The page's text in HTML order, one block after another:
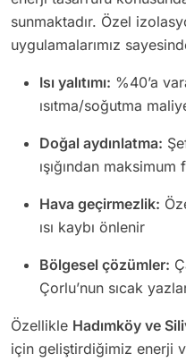
sunmaktadır. Özel
uygulamalarımız
Isı yalıtımı: %40’a
ısıtma/soğutma
Doğal aydınlatma:
ışığından
Hava geçirmezlik:
ısı kaybı önlenir
Bölgesel çözümler:
Çorlu’nun sıcak
Özellikle Hadımköy ve
için geliştirdiğimiz enerji